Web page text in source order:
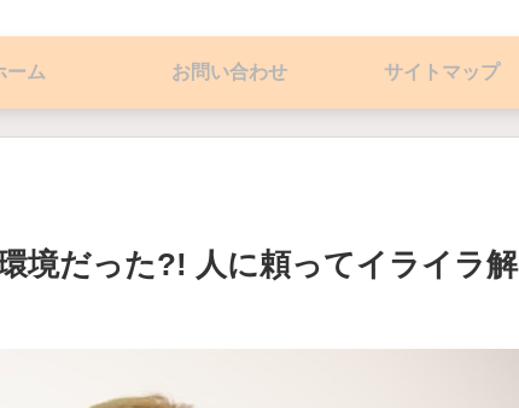
ーム お問い合わせ サイトマップ
境だった?! 人に頼ってイライラ解